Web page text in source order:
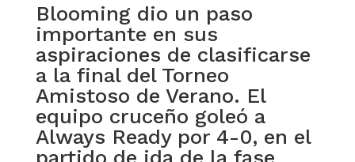
Blooming dio un paso
importante en sus
aspiraciones de clasificarse
a la final del Torneo
Amistoso de Verano. El
equipo cruceño goleó a
Always Ready por 4-0, en el
partido de ida de la fase